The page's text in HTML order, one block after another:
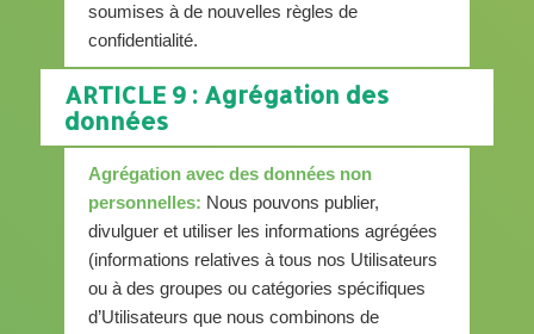
soumises à de nouvelles règles de
confidentialité.
ARTICLE 9 : Agrégation des
données
Agrégation avec des données non
personnelles: Nous pouvons publier,
divulguer et utiliser les informations agrégées
(informations relatives à tous nos Utilisateurs
ou à des groupes ou catégories spécifiques
d’Utilisateurs que nous combinons de